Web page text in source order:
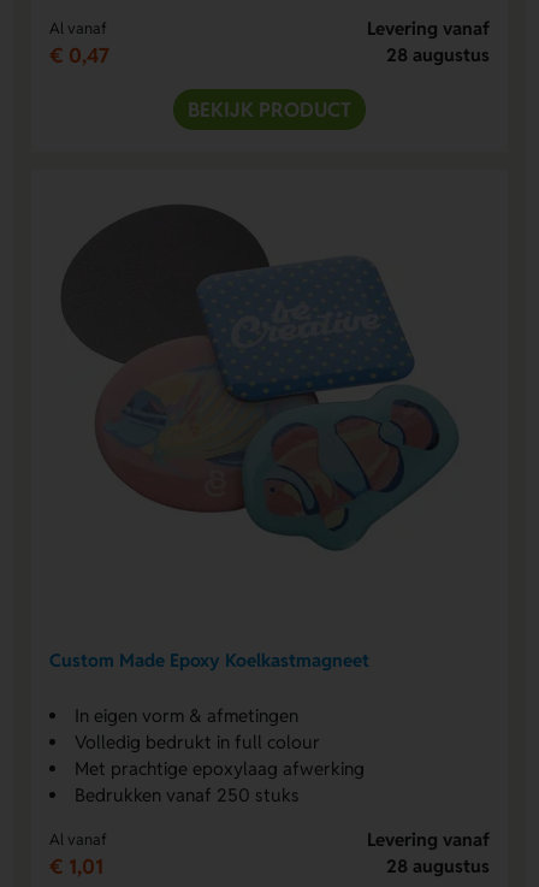
Al vanaf
€ 0,47
Levering vanaf
28 augustus
BEKIJK PRODUCT
Custom Made Epoxy Koelkastmagneet
In eigen vorm & afmetingen
Volledig bedrukt in full colour
Met prachtige epoxylaag afwerking
Bedrukken vanaf 250 stuks
Al vanaf
€ 1,01
Levering vanaf
28 augustus